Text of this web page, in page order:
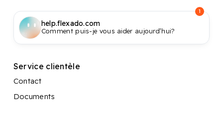
help.flexado.com
Comment puis-je vous aider aujourd’hui?
1
Service clientèle
Contact
Documents